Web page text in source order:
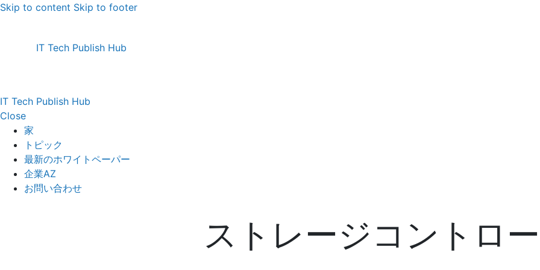
Skip to content Skip to footer
IT Tech Publish Hub
IT Tech Publish Hub
Close
家
トピック
最新のホワイトペーパー
企業AZ
お問い合わせ
ストレージコントロ